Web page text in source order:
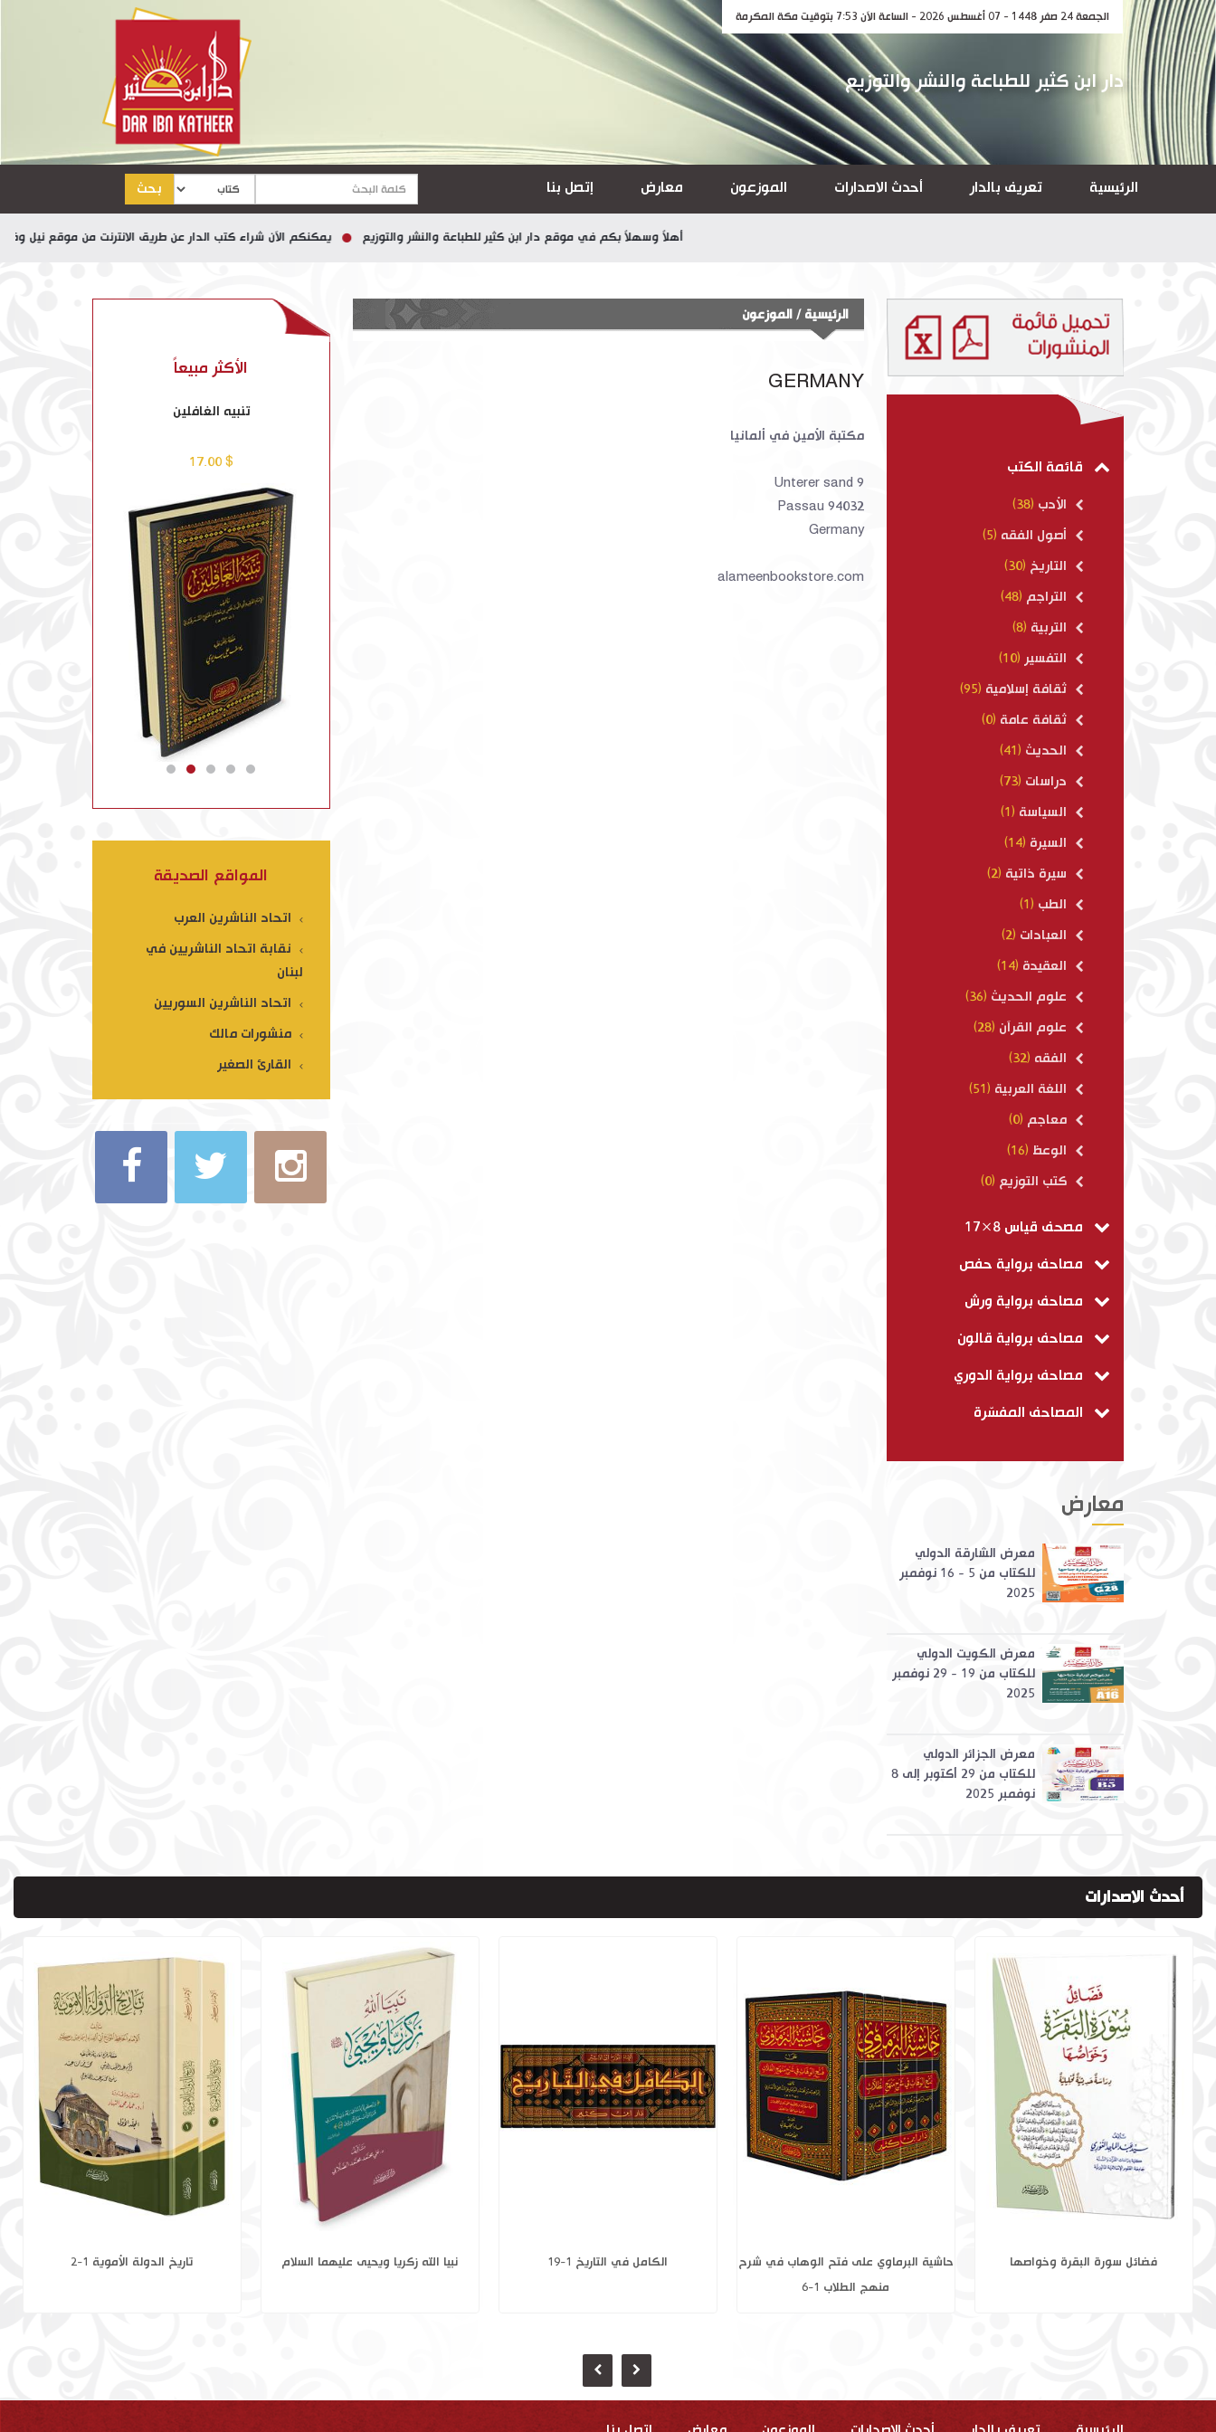
الجمعة 24 صفر 1448 - 07 أغسطس 2026 - الساعة الآن 7:53 بتوقيت مكة المكرمة
دار ابن كثير للطباعة والنشر والتوزيع
بحث الرئيسية تعريف بالدار أحدث الاصدارات الموزعون معارض إتصل بنا
أهلاً وسهلاً بكم في موقع دار ابن كثير للطباعة والنشر والتوزيع يمكنكم الآن شراء كتب الدار عن طريق الانترنت من موقع نيل وفرات
الرئيسية / الموزعون
GERMANY
مكتبة الأمين في ألمانيا
Unterer sand 9
94032 Passau
Germany
alameenbookstore.com
الأكثر مبيعاً
تنبيه الغافلين
$ 17.00
13
المواقع الصديقة
اتحاد الناشرين العرب
نقابة اتحاد الناشريين في
لبنان
اتحاد الناشرين السوريين
منشورات مالك
القارئ الصغير
قائمة الكتب
الأدب (38)
أصول الفقه (5)
التاريخ (30)
التراجم (48)
التربية (8)
التفسير (10)
ثقافة إسلامية (95)
ثقافة عامة (0)
الحديث (41)
دراسات (73)
السياسة (1)
السيرة (14)
سيرة ذاتية (2)
الطب (1)
العبادات (2)
العقيدة (14)
علوم الحديث (36)
علوم القرآن (28)
الفقه (32)
اللغة العربية (51)
معاجم (0)
الوعظ (16)
كتب التوزيع (0)
مصحف قياس 8×17
مصاحف برواية حفص
مصاحف برواية ورش
مصاحف برواية قالون
مصاحف برواية الدوري
المصاحف المفسّرة
معارض
معرض الشارقة الدولي
للكتاب من 5 - 16 نوفمبر
2025
معرض الكويت الدولي
للكتاب من 19 - 29 نوفمبر
2025
معرض الجزائر الدولي
للكتاب من 29 أكتوبر إلى 8
نوفمبر 2025
أحدث الاصدارات
نبيا الله زكريا ويحيى عليهما السلام الكامل في التاريخ 1-19
حاشية البرماوي على فتح الوهاب في شرح
فضائل سورة البقرة وخواصها نبي الله شعيب عليه السلام